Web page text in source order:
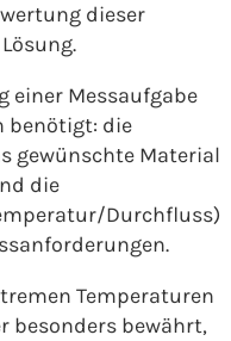
dieser
einer Messaufgabe
benötigt: die
gewünschte Material
die
Durchfluss)
Temperaturen
besonders bewährt,